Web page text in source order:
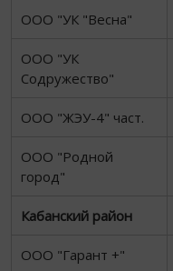
ООО "УК "Весна"
ООО "УК
Содружество"
ООО "ЖЭУ-4" част.
ООО "Родной
город"
Кабанский район
ООО "Гарант +"